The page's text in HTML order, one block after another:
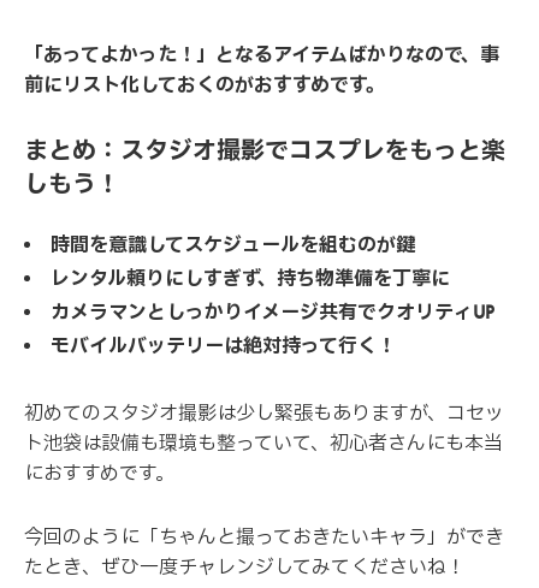
「あってよかった！」となるアイテムばかりなので、事
前にリスト化しておくのがおすすめです。
まとめ：スタジオ撮影でコスプレをもっと楽
しもう！
時間を意識してスケジュールを組むのが鍵
レンタル頼りにしすぎず、持ち物準備を丁寧に
カメラマンとしっかりイメージ共有でクオリティUP
モバイルバッテリーは絶対持って行く！
初めてのスタジオ撮影は少し緊張もありますが、コセッ
ト池袋は設備も環境も整っていて、初心者さんにも本当
におすすめです。
今回のように「ちゃんと撮っておきたいキャラ」ができ
たとき、ぜひ一度チャレンジしてみてくださいね！